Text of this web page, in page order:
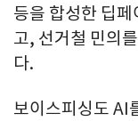
등을 합성한 딥페
고, 선거철 민의
다.
보이스피싱도 AI